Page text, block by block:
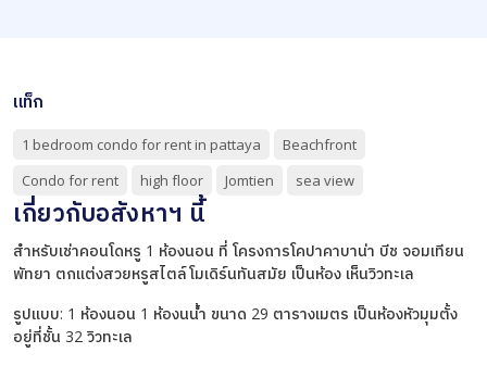
แท็ก
1 bedroom condo for rent in pattaya
Beachfront
Condo for rent
high floor Jomtien sea view
เกี่ยวกับอสังหาฯ นี้
สำหรับเช่าคอนโดหรู 1 ห้องนอน ที่ โครงการโคปาคาบาน่า บีช จอมเทียน
พัทยา ตกแต่งสวยหรูสไตล์โมเดิร์นทันสมัย เป็นห้อง เห็นวิวทะเล
รูปแบบ: 1 ห้องนอน 1 ห้องนน้ำ ขนาด 29 ตารางเมตร เป็นห้องหัวมุมตั้ง
อยู่ที่ชั้น 32 วิวทะเล